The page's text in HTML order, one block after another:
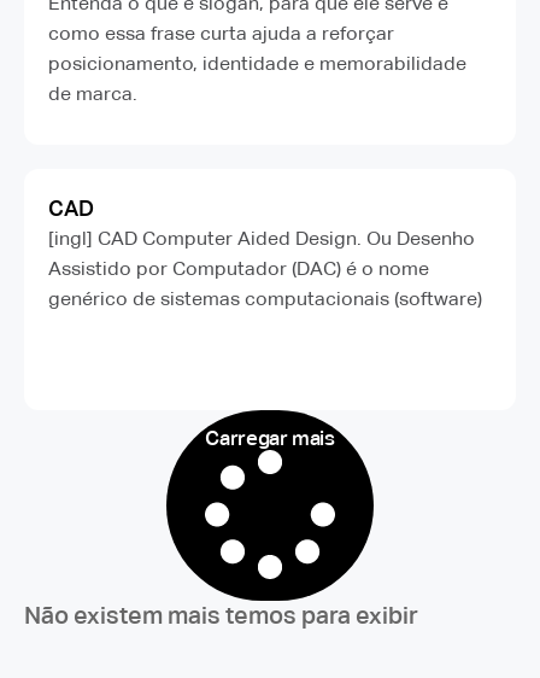
como essa frase curta ajuda a reforçar
posicionamento, identidade e memorabilidade
de marca.
CAD
[ingl] CAD Computer Aided Design. Ou Desenho
Assistido por Computador (DAC) é o nome
genérico de sistemas computacionais (software)
Carregar mais
Não existem mais temos para exibir